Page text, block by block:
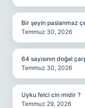
Bir şeyin paslanmaz
Temmuz 30, 2026
64 sayısının doğal
Temmuz 30, 2026
Uyku felci cin midir ?
Temmuz 29, 2026